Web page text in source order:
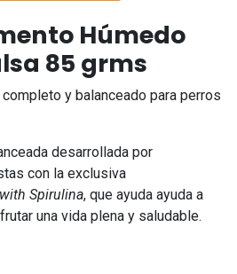
Húmedo
85 grms
y balanceado para perros
desarrollada por
con la exclusiva
Spirulina, que ayuda ayuda a
una vida plena y saludable.